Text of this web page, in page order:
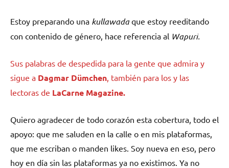
Estoy preparando una kullawadaque estoy reeditando
con contenido de género, hace referencia al Wapuri.
Sus palabras de despedida para la gente que admira y
sigue a Dagmar Dümchen , también para los y las
lectoras de LaCarne Magazine.
Quiero agradecer de todo corazón esta cobertura, todo el
apoyo: que me saluden en la calle o en mis plataformas,
que me escriban o manden likes. Soy nueva en eso, pero
hoy en día sin las plataformas ya no existimos. Ya no